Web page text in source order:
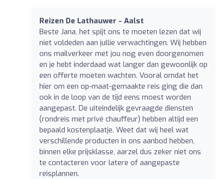
Reizen De Lathauwer - Aalst
Beste Jana, het spijt ons te moeten lezen dat wij
niet voldeden aan jullie verwachtingen. Wij hebben
ons mailverkeer met jou nog even doorgenomen
en je hebt inderdaad wat langer dan gewoonlijk op
een offerte moeten wachten. Vooral omdat het
hier om een op-maat-gemaakte reis ging die dan
ook in de loop van de tijd eens moest worden
aangepast. De uiteindelijk gevraagde diensten
(rondreis met privé chauffeur) hebben altijd een
bepaald kostenplaatje. Weet dat wij heel wat
verschillende producten in ons aanbod hebben,
binnen elke prijsklasse, aarzel dus zeker niet ons
te contacteren voor latere of aangepaste
reisplannen.